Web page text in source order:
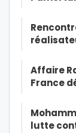
Affaire
France
lutte